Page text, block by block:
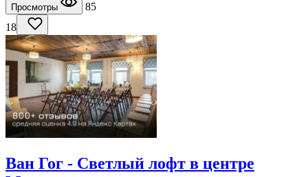
Просмотры
85
18
Ван Гог - Светлый лофт в центре